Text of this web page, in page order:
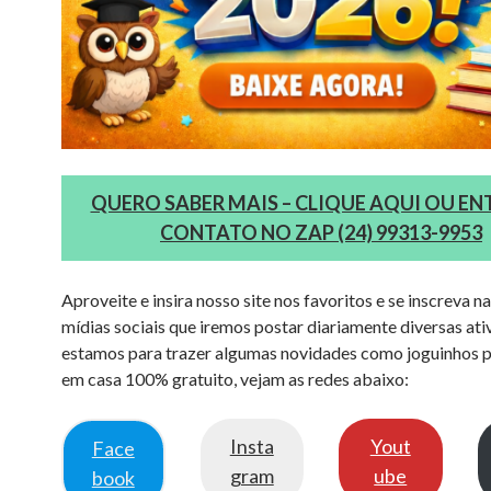
QUERO SABER MAIS – CLIQUE AQUI OU
CONTATO NO ZAP (24) 99313-9953
Aproveite e insira nosso site nos favoritos e se inscreva
mídias sociais que iremos postar diariamente diversas
estamos para trazer algumas novidades como joguinhos
em casa 100% gratuito, vejam as redes abaixo:
Face
book
Insta
gram
Yout
ube